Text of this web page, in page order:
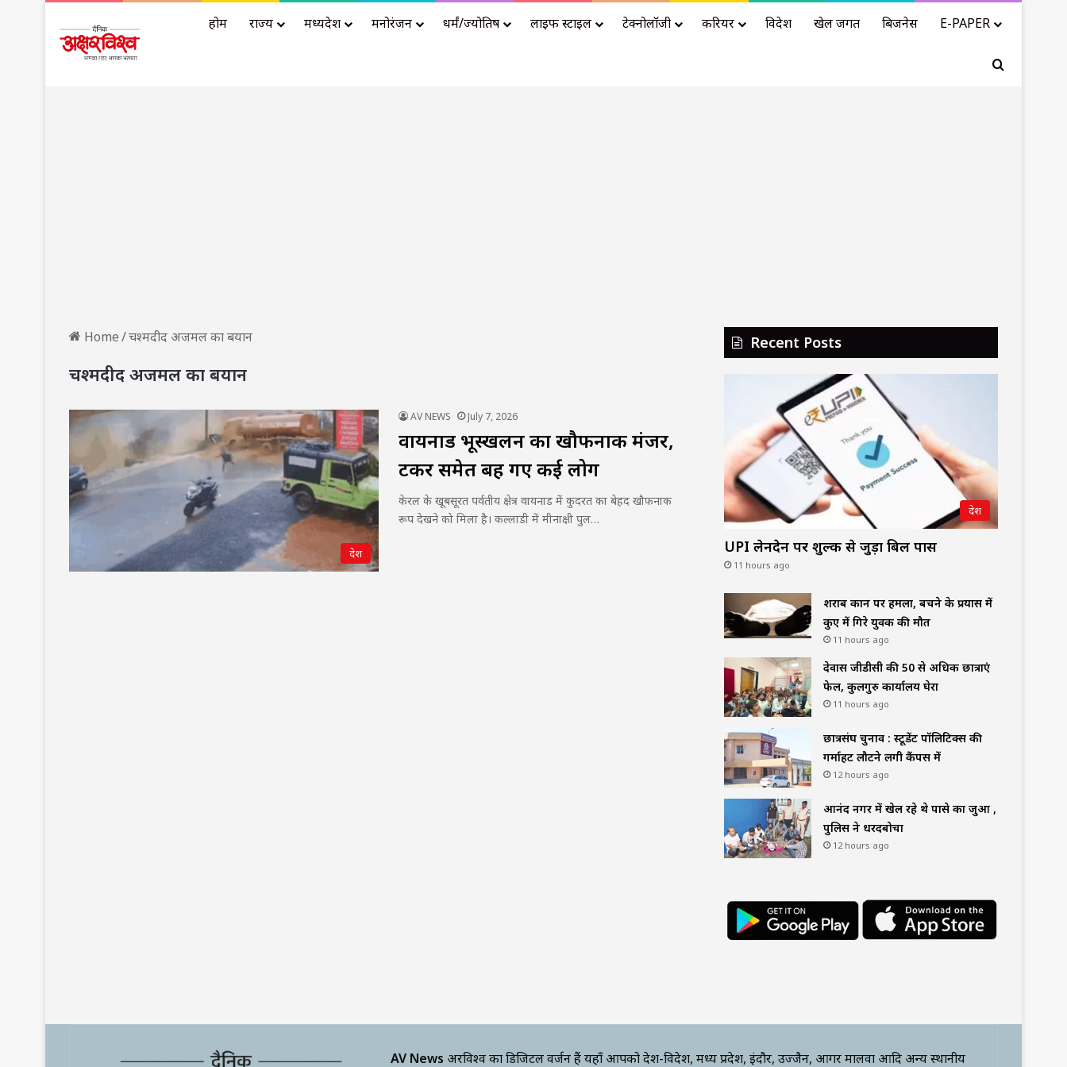
होम राज्य मध्यप्रदेश मनोरंजन धर्मं/ज्योतिष लाइफ स्टाइल टेक्नोलॉजी करियर विदेश खेल जगत बिजनेस E-PAPER
Search for
Home/चश्मदीद अजमल का बयान
चश्मदीद अजमल का बयान
देश
AV NEWS July 7, 2026
वायनाड भूस्खलन का खौफनाक मंजर,
टैंकर समेत बह गए कई लोग
केरल के खूबसूरत पर्वतीय क्षेत्र वायनाड में कुदरत का बेहद खौफनाक
रूप देखने को मिला है। कल्लाडी में मीनाक्षी पुल…
Recent Posts
देश
UPI लेनदेन पर शुल्क से जुड़ा बिल पास
11 hours ago
शराब दुकान पर हमला, बचने के प्रयास में
कुए में गिरे युवक की मौत
11 hours ago
देवास जीडीसी की 50 से अधिक छात्राएं
फेल, कुलगुरु कार्यालय घेरा
11 hours ago
छात्रसंघ चुनाव : स्टूडेंट पॉलिटिक्स की
गर्माहट लौटने लगी कैंपस में
12 hours ago
आनंद नगर में खेल रहे थे पासे का जुआ ,
पुलिस ने धरदबोचा
12 hours ago
AV News अक्षरविश्व का डिजिटल वर्जन हैं यहाँ आपको देश-विदेश, मध्य प्रदेश, इंदौर, उज्जैन, आगर मालवा आदि अन्य स्थानीय